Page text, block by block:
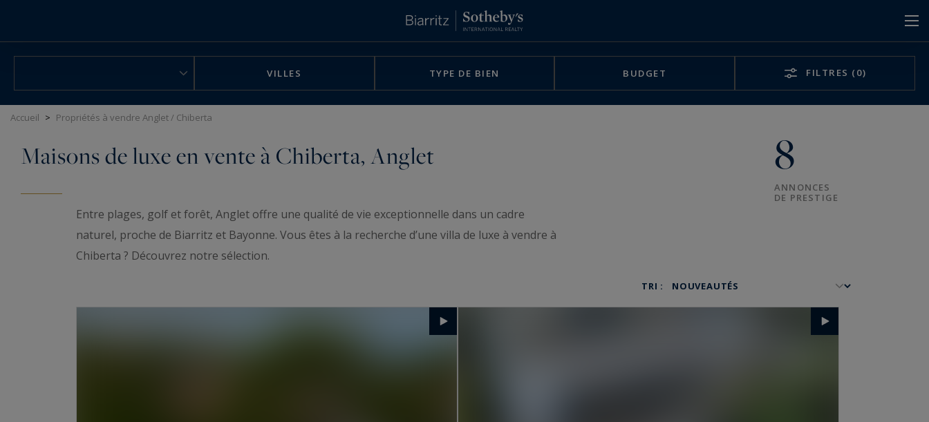
VILLES TYPE DE BIEN BUDGET FILTRES (0)
Accueil > Propriétés à vendre Anglet / Chiberta
Maisons de luxe en vente à Chiberta, Anglet 8
ANNONCES
DE PRESTIGE
Entre plages, golf et forêt, Anglet offre une qualité de vie exceptionnelle dans un cadre
naturel, proche de Biarritz et Bayonne. Vous êtes à la recherche d’une villa de luxe à vendre à
Chiberta ? Découvrez notre sélection.
TRI :